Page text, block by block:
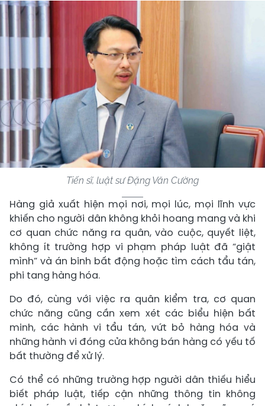
Tiến sĩ, luật sư Đặng Văn Cường
Hàng giả xuất hiện mọi nơi, mọi lúc, mọi lĩnh vực
khiến cho người dân không khỏi hoang mang và khi
cơ quan chức năng ra quân, vào cuộc, quyết liệt,
không ít trường hợp vi phạm pháp luật đã “giật
mình” và án binh bất động hoặc tìm cách tẩu tán,
phi tang hàng hóa.
Do đó, cùng với việc ra quân kiểm tra, cơ quan
chức năng cũng cần xem xét các biểu hiện bất
minh, các hành vi tẩu tán, vứt bỏ hàng hóa và
những hành vi đóng cửa không bán hàng có yếu tố
bất thường để xử lý.
Có thể có những trường hợp người dân thiếu hiểu
biết pháp luật, tiếp cận những thông tin không